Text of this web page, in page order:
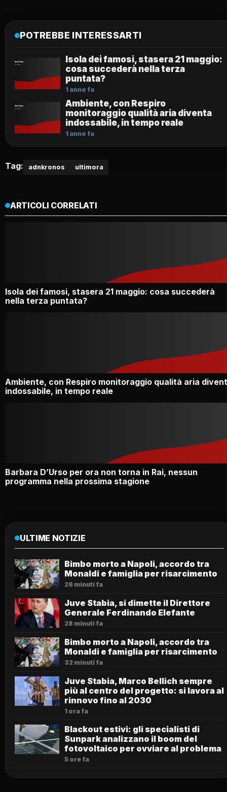
POTREBBE INTERESSARTI
Isola dei famosi, stasera 21 maggio:
cosa succederà nella terza
puntata?
1 anno fa
Ambiente, con Respiro
monitoraggio qualità aria diventa
indossabile, in tempo reale
1 anno fa
Tag: adnkronos ultimora
ARTICOLI CORRELATI
Isola dei famosi, stasera 21 maggio: cosa succederà
nella terza puntata?
Ambiente, con Respiro monitoraggio qualità aria
indossabile, in tempo reale
Barbara D’Urso per ora non torna in Rai, nessun
programma nella prossima stagione
ULTIME NOTIZIE
Bimbo morto a Napoli, accordo tra
Monaldi e famiglia per risarcimento
26 minuti fa
Juve Stabia, si dimette il Direttore
Generale Ferdinando Elefante
28 minuti fa
Bimbo morto a Napoli, accordo tra
Monaldi e famiglia per risarcimento
32 minuti fa
Juve Stabia, Marco Bellich sempre
più al centro del progetto: si lavora al
rinnovo fino al 2030
1 ora fa
Blackout estivi: gli specialisti di
Sunpark analizzano il boom del
fotovoltaico per ovviare al problema
5 ore fa